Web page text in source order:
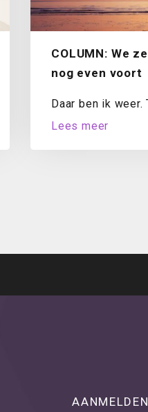
COLUMN: We
nog even voort
Daar ben ik weer.
Mijn koffer is
draait...
Lees meer